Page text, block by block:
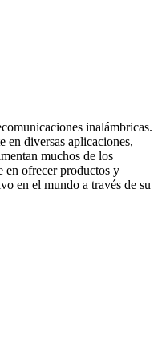
inalámbricas.
en diversas aplicaciones,
muchos de los
en ofrecer productos y
en el mundo a través de su